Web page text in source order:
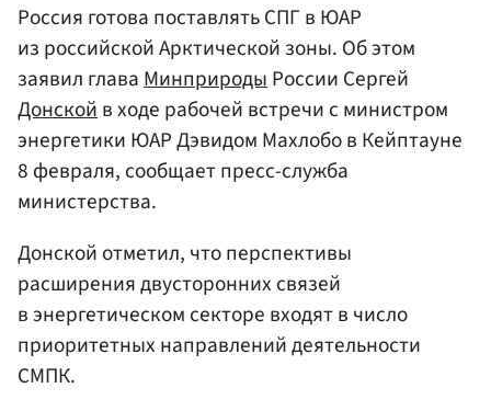
Россия готова поставлять СПГ в ЮАР
из российской Арктической зоны. Об этом
заявил главаМинприродыРоссии Сергей
Донскойв ходе рабочей встречи с министром
энергетики ЮАР Дэвидом Махлобо в Кейптауне
8 февраля, сообщает пресс-служба
министерства.
Донской отметил, что перспективы
расширения двусторонних связей
в энергетическом секторе входят в число
приоритетных направлений деятельности
СМПК.